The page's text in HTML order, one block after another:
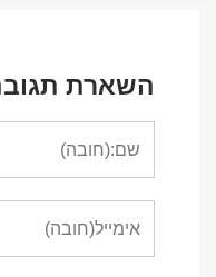
השארת